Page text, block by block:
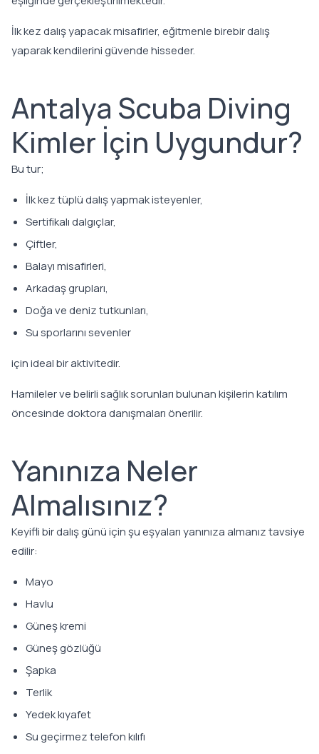
İlk kez dalış yapacak misafirler, eğitmenle birebir dalış
yaparak kendilerini güvende hisseder.
Antalya Scuba Diving
Kimler İçin Uygundur?
Bu tur;
İlk kez tüplü dalış yapmak isteyenler,
Sertifikalı dalgıçlar,
Çiftler,
Balayı misafirleri,
Arkadaş grupları,
Doğa ve deniz tutkunları,
Su sporlarını sevenler
için ideal bir aktivitedir.
Hamileler ve belirli sağlık sorunları bulunan kişilerin katılım
öncesinde doktora danışmaları önerilir.
Yanınıza Neler
Almalısınız?
Keyifli bir dalış günü için şu eşyaları yanınıza almanız tavsiye
edilir:
Mayo
Havlu
Güneş kremi
Güneş gözlüğü
Şapka
Terlik
Yedek kıyafet
Su geçirmez telefon kılıfı